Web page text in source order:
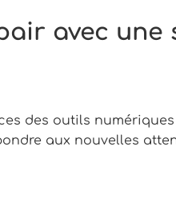
avec
des outils
aux nouvelles